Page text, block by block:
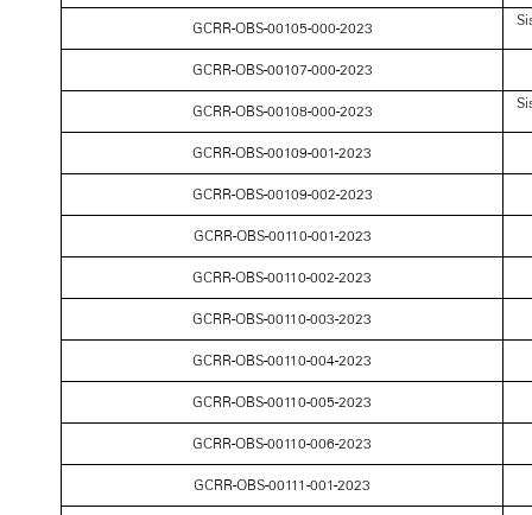
GCRR-OBS-00105-000-2023
GCRR-OBS-00107-000-2023
GCRR-OBS-00108-000-2023
GCRR-OBS-00109-001-2023
GCRR-OBS-00109-002-2023
GCRR-OBS-00110-001-2023
GCRR-OBS-00110-002-2023
GCRR-OBS-00110-003-2023
GCRR-OBS-00110-004-2023
GCRR-OBS-00110-005-2023
GCRR-OBS-00110-006-2023
GCRR-OBS-00111-001-2023